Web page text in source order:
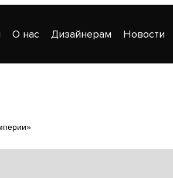
О нас Дизайнерам Новости